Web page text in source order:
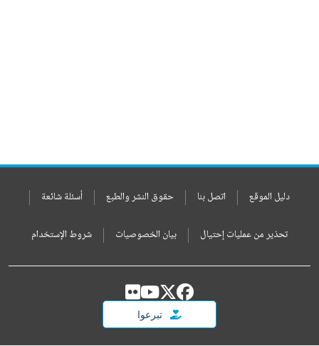
دليل الموقع اتصل بنا حقوق النشر والطبع أسئلة شائعة
تحذير من عمليات إحتيال بيان الخصوصيات شروط الإستخدام
تبرعوا